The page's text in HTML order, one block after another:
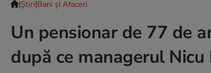
|Ştiri|Bani și Afaceri
Un pensionar de 77 de
după ce managerul